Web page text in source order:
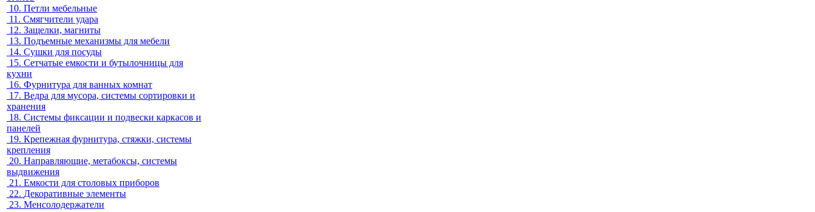
10. Петли мебельные
11. Смягчители удара
12. Защелки, магниты
13. Подъемные механизмы для мебели
14. Сушки для посуды
15. Сетчатые емкости и бутылочницы для
кухни
16. Фурнитура для ванных комнат
17. Ведра для мусора, системы сортировки и
хранения
18. Системы фиксации и подвески каркасов и
панелей
19. Крепежная фурнитура, стяжки, системы
крепления
20. Направляющие, метабоксы, системы
выдвижения
21. Емкости для столовых приборов
22. Декоративные элементы
23. Менсолодержатели